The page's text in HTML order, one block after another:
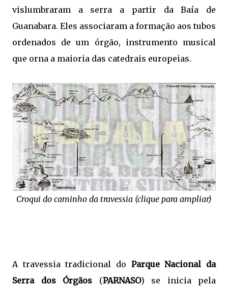
vislumbraram a serra a partir da Baía de
Guanabara. Eles associaram a formação aos tubos
ordenados de um órgão, instrumento musical
que orna a maioria das catedrais europeias.
Croqui do caminho da travessia (clique para ampliar)
A travessia tradicional do Parque Nacional da
Serra dos Órgãos (PARNASO) se inicia pela